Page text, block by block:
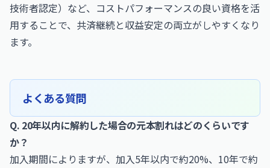
技術者認定） など、コストパフォーマンスの良い資格を活
用することで、共済継続と収益安定の両立がしやすくなり
ます。
よくある質問
Q. 20年以内に解約した場合の元本割れはどのくらいです
か？
加入期間によりますが、加入5年以内で約20%、10年で約